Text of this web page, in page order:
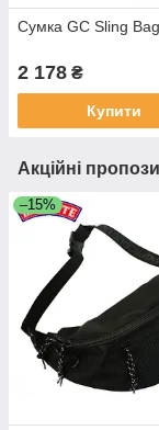
Сумка GC Sling Bag
2 178 ₴
Купити
Акційні
–15%